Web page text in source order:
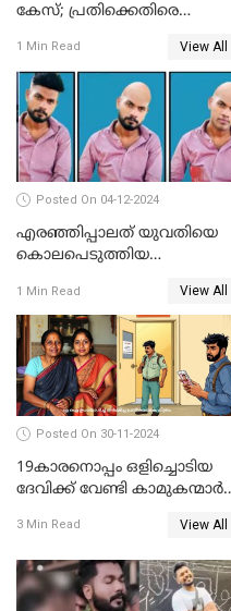
കേസ്; പ്രതിക്കെതിരെ
വധശ്രമ കുറ്റവും ചുമത്തി
1 Min Read View All
Posted On 04-12-2024
എരഞ്ഞിപ്പാലത് യുവതിയെ
കൊലപെടുത്തിയ
കസ്റ്റഡി അപേക്ഷ ഇന്ന്
1 Min Read View All
Posted On 30-11-2024
19കാരനൊപ്പം ഒളിച്ചൊടിയ
ദേവിക്ക് വേണ്ടി കാമുകന്മാർ
സംഭവിച്ചത്
3 Min Read View All